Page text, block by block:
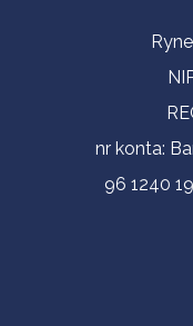
Informacje
nr konta:
96 1240